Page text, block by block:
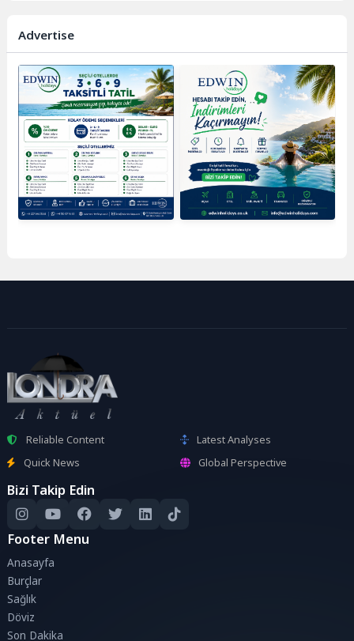
Advertise
Reliable Content
Latest Analyses
Quick News
Global Perspective
Bizi Takip Edin
Footer Menu
Anasayfa
Burçlar
Sağlık
Döviz
Son Dakika